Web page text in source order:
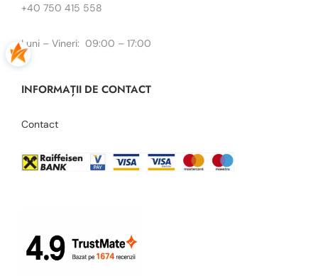
+40 750 415 558
Luni – Vineri: 09:00 – 17:00
INFORMAȚII DE CONTACT
Contact